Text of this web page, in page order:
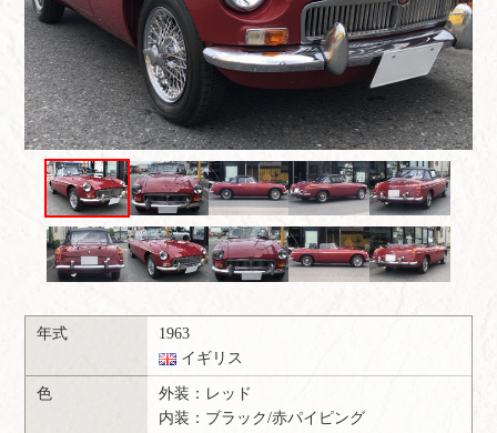
年式
1963
イギリス
色 外装： レッド
内装： ブラック/赤パイピング